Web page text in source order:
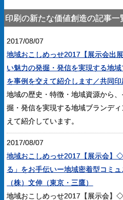
印刷の新たな価値創造の記事一
2017/08/07
地域おこしめっせ2017【展示会出
い魅力の発掘・発信を実現する地
を事例を交えて紹介します／共同印
地域の歴史・特徴・地域資源から
掘・発信を実現する地域ブランデ
えて紹介しています。
2017/08/07
地域おこしめっせ2017【展示会】
る」をお手伝いー地域密着型コミ
（株）文伸（東京・三鷹）
地域おこしめっせ2017【展示会】